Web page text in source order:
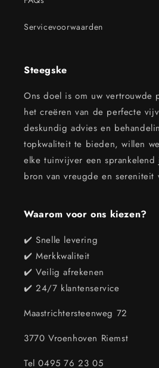
Servicevoorwaarden
Steegske
Ons doel is om uw vertrouwde
het creëren van de perfecte
deskundig advies en
topkwaliteit te bieden, willen
elke tuinvijver een sprankelend
bron van vreugde en sereniteit
Waarom voor ons kiezen?
✔️ Snelle levering
✔️ Merkkwaliteit
✔️ Veilig afrekenen
✔️ 24/7 klantenservice
Maastrichtersteenweg 72
3770 Vroenhoven Riemst
Tel 0495 76 23 05